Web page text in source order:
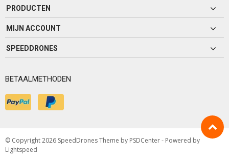
PRODUCTEN
MIJN ACCOUNT
SPEEDDRONES
BETAALMETHODEN
© Copyright 2026 SpeedDrones Theme by PSDCenter- Powered by
Lightspeed